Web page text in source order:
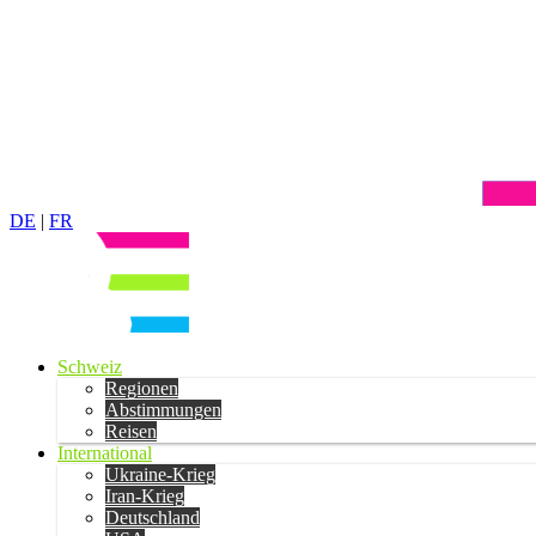
DE | FR
Schweiz
Regionen
Abstimmungen
Reisen
International
Ukraine-Krieg
Iran-Krieg
Deutschland